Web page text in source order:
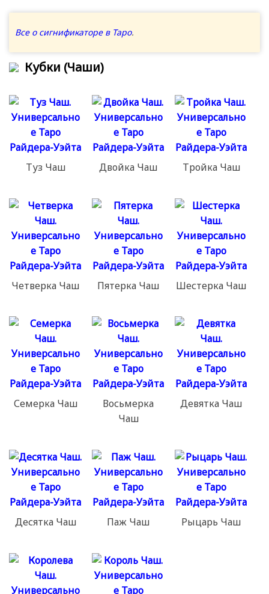
Все о сигнификаторе в Таро.
Кубки (Чаши)
Туз Чаш Двойка Чаш Тройка Чаш
Четверка Чаш Пятерка Чаш Шестерка Чаш
Семерка Чаш
Восьмерка
Чаш
Девятка Чаш
Десятка Чаш Паж Чаш Рыцарь Чаш